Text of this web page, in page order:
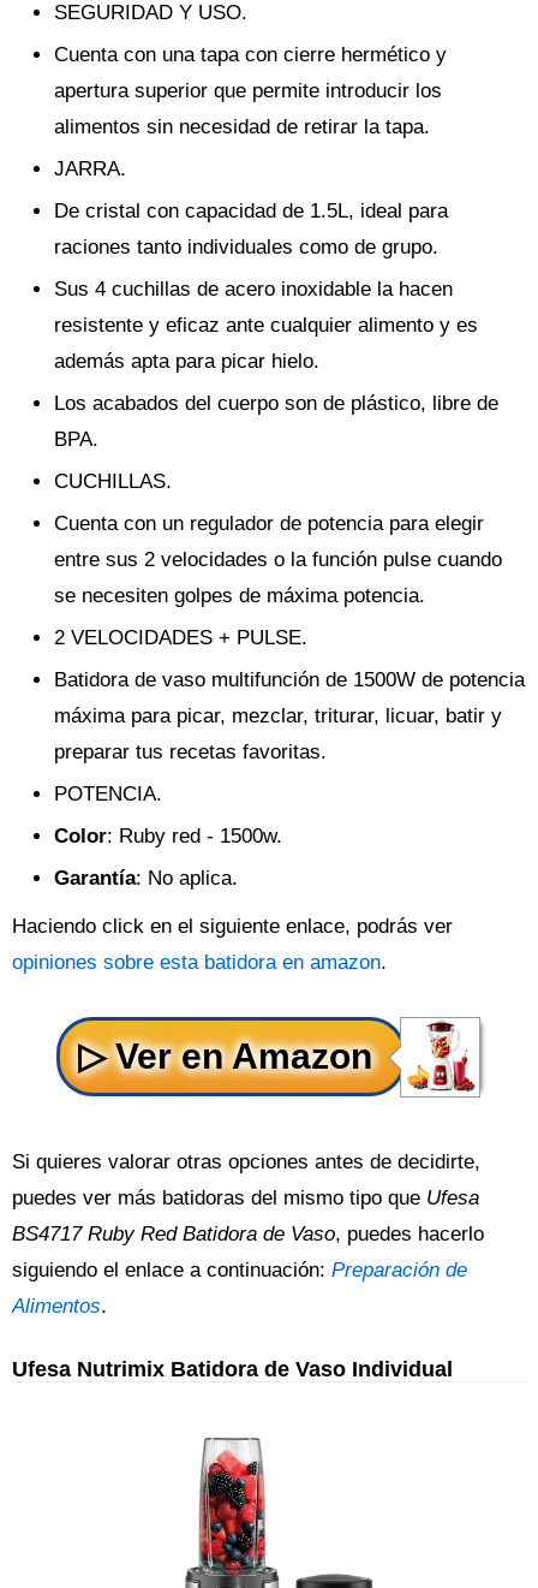
SEGURIDAD Y USO.
Cuenta con una tapa con cierre hermético y
apertura superior que permite introducir los
alimentos sin necesidad de retirar la tapa.
JARRA.
De cristal con capacidad de 1.5L, ideal para
raciones tanto individuales como de grupo.
Sus 4 cuchillas de acero inoxidable la hacen
resistente y eficaz ante cualquier alimento y es
además apta para picar hielo.
Los acabados del cuerpo son de plástico, libre de
BPA.
CUCHILLAS.
Cuenta con un regulador de potencia para elegir
entre sus 2 velocidades o la función pulse cuando
se necesiten golpes de máxima potencia.
2 VELOCIDADES + PULSE.
Batidora de vaso multifunción de 1500W de potencia
máxima para picar, mezclar, triturar, licuar, batir y
preparar tus recetas favoritas.
POTENCIA.
Color: Ruby red - 1500w.
Garantía: No aplica.
Haciendo click en el siguiente enlace, podrás ver
opiniones sobre esta batidora en amazon.
Si quieres valorar otras opciones antes de decidirte,
puedes ver más batidoras del mismo tipo que Ufesa
BS4717 Ruby Red Batidora de Vaso, puedes hacerlo
siguiendo el enlace a continuación: Preparación de
Alimentos.
Ufesa Nutrimix Batidora de Vaso Individual